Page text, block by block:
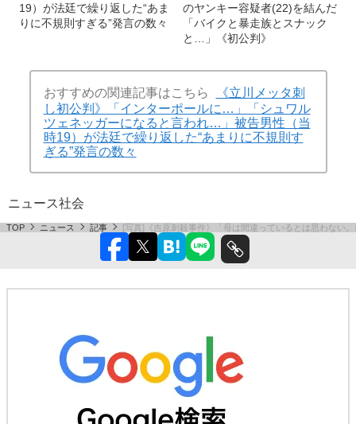
19）が法廷で繰り返した“あま
りに不規則すぎる”発言の数々
のヤンキー容疑者(22)を結んだ
「バイクと暴走族とスナック
と…」《初公判》
おすすめの関連記事はこちら
《立川メッタ刺
し初公判》「インターポールに…」「シュワル
ツェネッガーになると言われ…」被告男性（当
時19）が法廷で繰り返した“あまりに不規則す
ぎる”発言の数々
ニュース社会
TOP ニュース 記事 [写真]《吉原刺殺事件》「母は間違っているとは思わない